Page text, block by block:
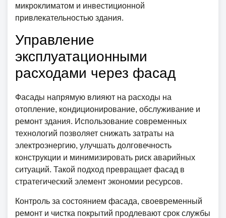
микроклиматом и инвестиционной
привлекательностью здания.
Управление
эксплуатационными
расходами через фасад
Фасады напрямую влияют на расходы на
отопление, кондиционирование, обслуживание и
ремонт здания. Использование современных
технологий позволяет снижать затраты на
электроэнергию, улучшать долговечность
конструкции и минимизировать риск аварийных
ситуаций. Такой подход превращает фасад в
стратегический элемент экономии ресурсов.
Контроль за состоянием фасада, своевременный
ремонт и чистка покрытий продлевают срок службы